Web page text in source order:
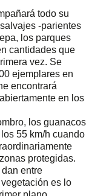
todo su
-parientes
los parques
cantidades que
vez. Se
ejemplares en
encontrará
en los
los guanacos
55 km/h cuando
protegidas.
entre
es lo